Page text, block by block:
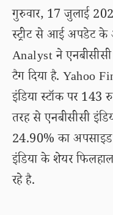
गुरुवार, 17 जुलाई
स्ट्रीट से आई अपडेट
Analyst ने
टैग दिया है. Yahoo
इंडिया स्टॉक पर 143
तरह से एनबीसीसी
24.90% का अपसाइड
इंडिया के शेयर
रहे है.